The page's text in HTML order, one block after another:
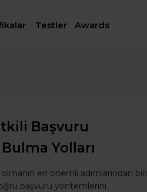
Testler Awards
Başvuru
Yolları
en önemli adımlarından biri
başvuru yöntemlerini